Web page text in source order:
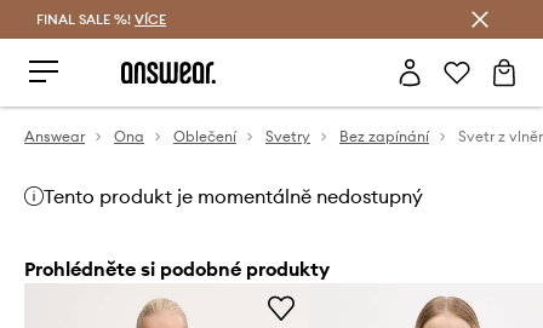
FINAL SALE %! VÍCE
Answear Ona Oblečení Svetry Bez zapínání
Tento produkt je momentálně nedostupný
Prohlédněte si podobné produkty